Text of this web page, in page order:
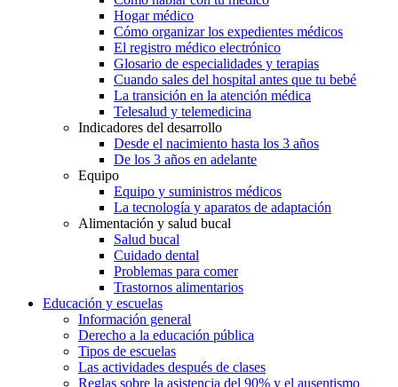
Hogar médico
Cómo organizar los expedientes médicos
El registro médico electrónico
Glosario de especialidades y terapias
Cuando sales del hospital antes que tu bebé
La transición en la atención médica
Telesalud y telemedicina
Indicadores del desarrollo
Desde el nacimiento hasta los 3 años
De los 3 años en adelante
Equipo
Equipo y suministros médicos
La tecnología y aparatos de adaptación
Alimentación y salud bucal
Salud bucal
Cuidado dental
Problemas para comer
Trastornos alimentarios
Educación y escuelas
Información general
Derecho a la educación pública
Tipos de escuelas
Las actividades después de clases
Reglas sobre la asistencia del 90% y el ausentismo